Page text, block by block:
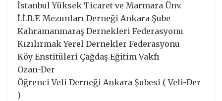
İstanbul Yüksek Ticaret ve Marmara Ünv.
İ.İ.B.F. Mezunları Derneği Ankara Şube
Kahramanmaraş Dernekleri Federasyonu
Kızılırmak Yerel Dernekler Federasyonu
Köy Enstitüleri Çağdaş Eğitim Vakfı
Ozan-Der
Öğrenci Veli Derneği Ankara Şubesi ( Veli-Der
)